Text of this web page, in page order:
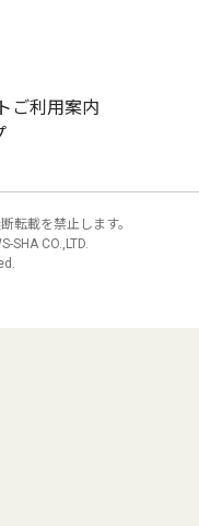
ご利用案内
転載を禁止します。
SHA CO.,LTD.